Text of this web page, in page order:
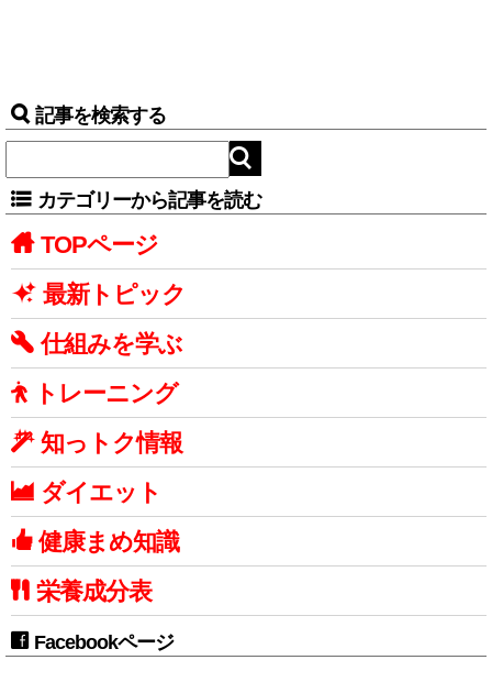
記事を検索する
カテゴリーから記事を読む
TOPページ
最新トピック
仕組みを学ぶ
トレーニング
知っトク情報
ダイエット
健康まめ知識
栄養成分表
Facebookページ